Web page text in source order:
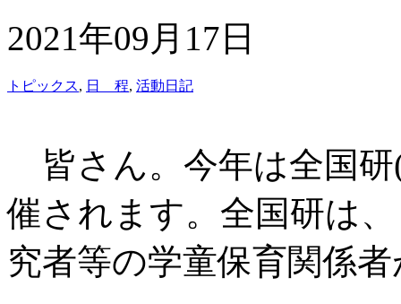
2021年09月17日
トピックス, 日 程, 活動日記
皆さん。今年は全国研
催されます。全国研は
究者等の学童保育関係